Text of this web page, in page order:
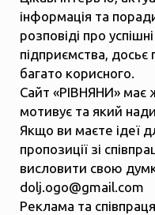
інформація та
розповіді про
підприємства, досьє
багато корисного.
Сайт «РІВНЯНИ» має
мотивує та який
Якщо ви маєте ідеї
пропозиції зі
висловити свою
dolj.ogo@gmail.com
Реклама та